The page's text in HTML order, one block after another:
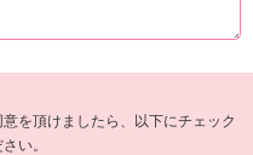
を頂けましたら、以下にチェック
い。